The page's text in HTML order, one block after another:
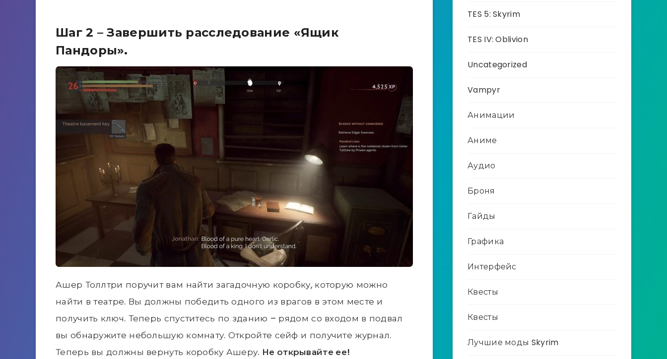
Шаг 2 – Завершить расследование «Ящик
Пандоры».
Ашер Толлтри поручит вам найти загадочную коробку, которую можно
найти в театре. Вы должны победить одного из врагов в этом месте и
получить ключ. Теперь спуститесь по зданию – рядом со входом в подвал
вы обнаружите небольшую комнату. Откройте сейф и получите журнал.
Теперь вы должны вернуть коробку Ашеру. Не открывайте ее!
TES 5: Skyrim
TES IV: Oblivion
Uncategorized
Vampyr
Анимации
Аниме
Аудио
Броня
Гайды
Графика
Интерфейс
Квесты
Квесты
Лучшие моды Skyrim